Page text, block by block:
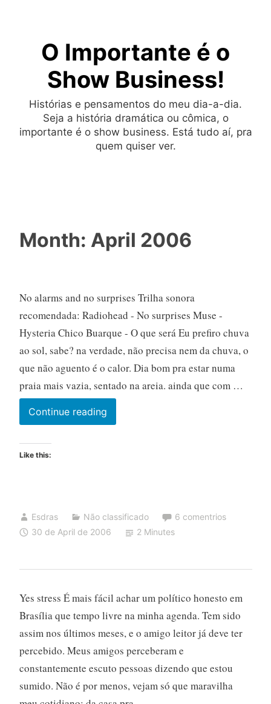
O Importante é o
Show Business!
Histórias e pensamentos do meu dia-a-dia.
Seja a história dramática ou cômica, o
importante é o show business. Está tudo aí, pra
quem quiser ver.
Month: April 2006
No alarms and no surprises Trilha sonora
recomendada: Radiohead - No surprises Muse -
Hysteria Chico Buarque - O que será Eu prefiro chuva
ao sol, sabe? na verdade, não precisa nem da chuva, o
que não aguento é o calor. Dia bom pra estar numa
praia mais vazia, sentado na areia. ainda que com …
Continue reading
Like this:
Esdras Não classificado
6 comentrios
30 de April de 2006
2 Minutes
Yes stress É mais fácil achar um político honesto em
Brasília que tempo livre na minha agenda. Tem sido
assim nos últimos meses, e o amigo leitor já deve ter
percebido. Meus amigos perceberam e
constantemente escuto pessoas dizendo que estou
sumido. Não é por menos, vejam só que maravilha